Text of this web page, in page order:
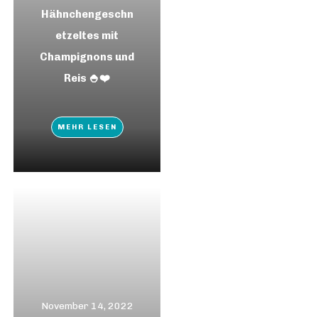
Hähnchengeschn
etzeltes mit
Champignons und
Reis 🍚❤️
MEHR LESEN
November 14, 2022